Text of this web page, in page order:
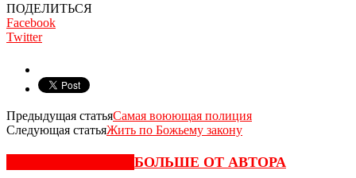
ПОДЕЛИТЬСЯ
Facebook
Twitter
Предыдущая статьяСамая воюющая полиция
Следующая статьяЖить по Божьему закону
БОЛЬШЕ ОТ АВТОРА